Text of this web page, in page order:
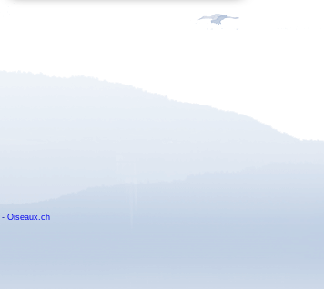
- Oiseaux.ch